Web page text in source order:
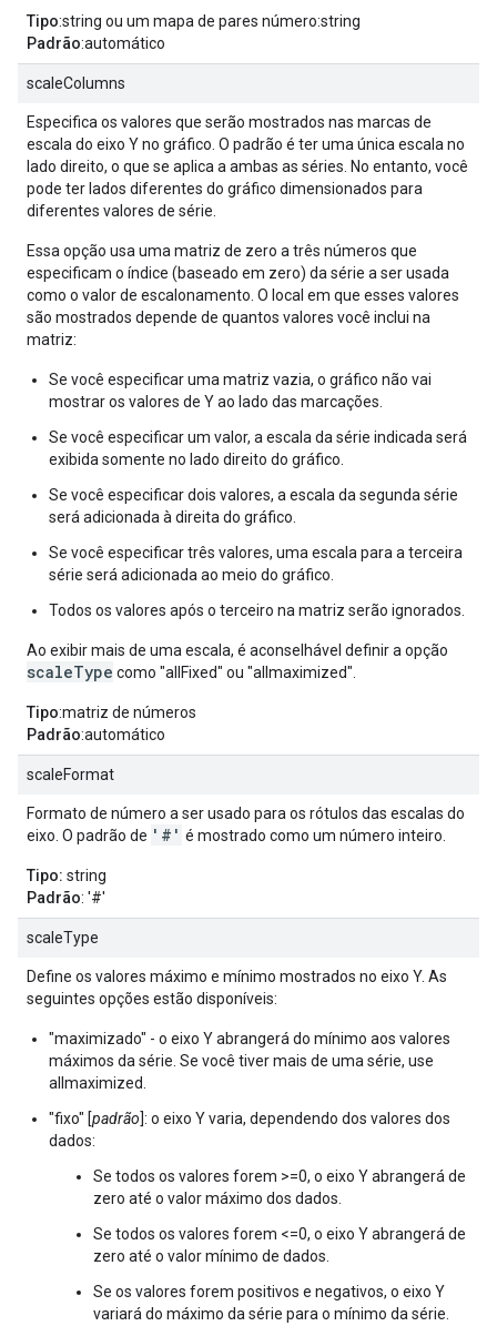
Tipo:string ou um mapa de pares número:string
Padrão:automático
scaleColumns
Especifica os valores que serão mostrados nas marcas de
escala do eixo Y no gráfico. O padrão é ter uma única escala no
lado direito, o que se aplica a ambas as séries. No entanto, você
pode ter lados diferentes do gráfico dimensionados para
diferentes valores de série.
Essa opção usa uma matriz de zero a três números que
especificam o índice (baseado em zero) da série a ser usada
como o valor de escalonamento. O local em que esses valores
são mostrados depende de quantos valores você inclui na
matriz:
Se você especificar uma matriz vazia, o gráfico não vai
mostrar os valores de Y ao lado das marcações.
Se você especificar um valor, a escala da série indicada será
exibida somente no lado direito do gráfico.
Se você especificar dois valores, a escala da segunda série
será adicionada à direita do gráfico.
Se você especificar três valores, uma escala para a terceira
série será adicionada ao meio do gráfico.
Todos os valores após o terceiro na matriz serão ignorados.
Ao exibir mais de uma escala, é aconselhável definir a opção
scaleType como "allFixed" ou "allmaximized".
Tipo:matriz de números
Padrão:automático
scaleFormat
Formato de número a ser usado para os rótulos das escalas do
eixo. O padrão de '#' é mostrado como um número inteiro.
Tipo: string
Padrão: '#'
scaleType
Define os valores máximo e mínimo mostrados no eixo Y. As
seguintes opções estão disponíveis:
"maximizado" - o eixo Y abrangerá do mínimo aos valores
máximos da série. Se você tiver mais de uma série, use
allmaximized.
"fixo" [padrão]: o eixo Y varia, dependendo dos valores dos
dados:
Se todos os valores forem >=0, o eixo Y abrangerá de
zero até o valor máximo dos dados.
Se todos os valores forem <=0, o eixo Y abrangerá de
zero até o valor mínimo de dados.
Se os valores forem positivos e negativos, o eixo Y
variará do máximo da série para o mínimo da série.